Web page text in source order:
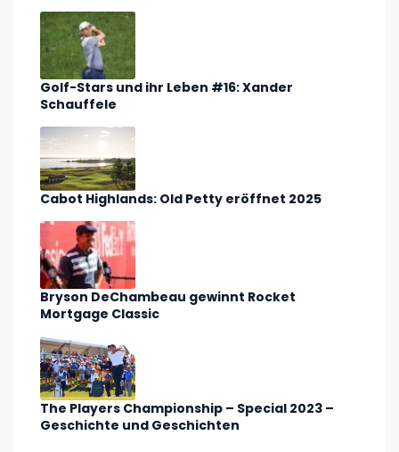
Golf-Stars und ihr Leben #16: Xander
Schauffele
Cabot Highlands: Old Petty eröffnet 2025
Bryson DeChambeau gewinnt Rocket
Mortgage Classic
The Players Championship – Special 2023 –
Geschichte und Geschichten